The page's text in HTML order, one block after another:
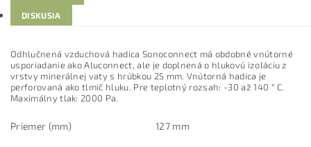
DISKUSIA
Odhlučnená vzduchová hadica Sonoconnect má obdobné vnútorné
usporiadanie ako Aluconnect, ale je doplnená o hlukovú izoláciu z
vrstvy minerálnej vaty s hrúbkou 25 mm. Vnútorná hadica je
perforovaná ako tlmič hluku. Pre teplotný rozsah: -30 až 140 ° C.
Maximálny tlak: 2000 Pa.
Priemer (mm) 127 mm